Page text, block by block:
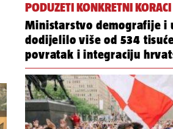
PODUZETI KONKRETNI KORACI
Ministarstvo demografije i
dodijelilo više od 534
povratak i integraciju